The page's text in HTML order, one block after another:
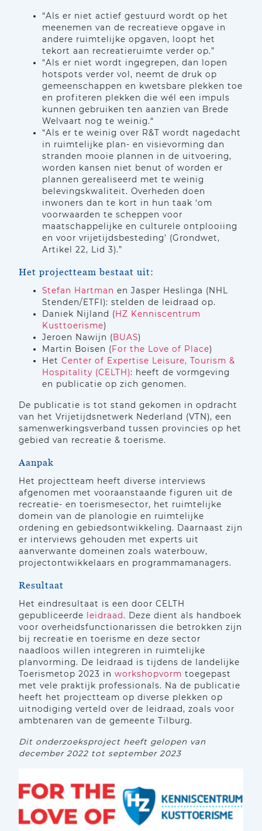
“Als er niet actief gestuurd wordt op het
meenemen van de recreatieve opgave in
andere ruimtelijke opgaven, loopt het
tekort aan recreatieruimte verder op.”
“Als er niet wordt ingegrepen, dan lopen
hotspots verder vol, neemt de druk op
gemeenschappen en kwetsbare plekken toe
en profiteren plekken die wél een impuls
kunnen gebruiken ten aanzien van Brede
Welvaart nog te weinig.“
“Als er te weinig over R&T wordt nagedacht
in ruimtelijke plan- en visievorming dan
stranden mooie plannen in de uitvoering,
worden kansen niet benut of worden er
plannen gerealiseerd met te weinig
belevingskwaliteit. Overheden doen
inwoners dan te kort in hun taak ‘om
voorwaarden te scheppen voor
maatschappelijke en culturele ontplooiing
en voor vrijetijdsbesteding’ (Grondwet,
Artikel 22, Lid 3).”
Het projectteam bestaat uit:
Stefan Hartman en Jasper Heslinga (NHL
Stenden/ETFI): stelden de leidraad op.
Daniek Nijland (HZ Kenniscentrum
Kusttoerisme)
Jeroen Nawijn (BUAS)
Martin Boisen (For the Love of Place)
Het Center of Expertise Leisure, Tourism &
Hospitality (CELTH): heeft de vormgeving
en publicatie op zich genomen.
De publicatie is tot stand gekomen in opdracht
van het Vrijetijdsnetwerk Nederland (VTN), een
samenwerkingsverband tussen provincies op het
gebied van recreatie & toerisme.
Aanpak
Het projectteam heeft diverse interviews
afgenomen met vooraanstaande figuren uit de
recreatie- en toerismesector, het ruimtelijke
domein van de planologie en ruimtelijke
ordening en gebiedsontwikkeling. Daarnaast zijn
er interviews gehouden met experts uit
aanverwante domeinen zoals waterbouw,
projectontwikkelaars en programmamanagers.
Resultaat
Het eindresultaat is een door CELTH
gepubliceerde
leidraad . Deze dient als handboek
voor overheidsfunctionarissen die betrokken zijn
bij recreatie en toerisme en deze sector
naadloos willen integreren in ruimtelijke
planvorming. De leidraad is tijdens de landelijke
Toerismetop 2023 in workshopvorm toegepast
met vele praktijk professionals. Na de publicatie
heeft het projectteam op diverse plekken op
uitnodiging verteld over de leidraad, zoals voor
ambtenaren van de gemeente Tilburg.
Dit onderzoeksproject heeft gelopen van
december 2022 tot september 2023